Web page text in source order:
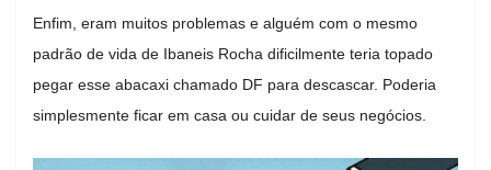
Enfim, eram muitos problemas e alguém com o mesmo
padrão de vida de Ibaneis Rocha dificilmente teria topado
pegar esse abacaxi chamado DF para descascar. Poderia
simplesmente ficar em casa ou cuidar de seus negócios.